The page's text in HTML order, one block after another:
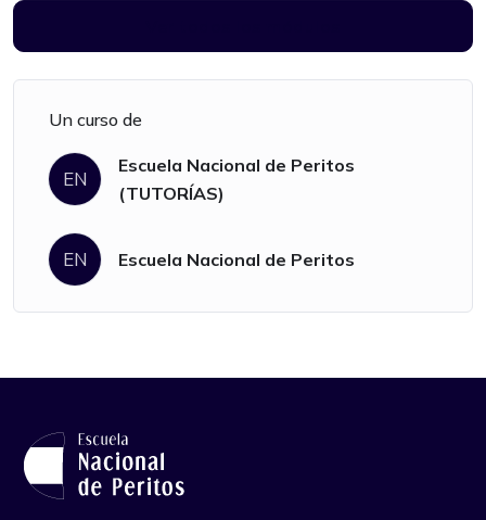
Un curso de
EN
Escuela Nacional de Peritos
(TUTORÍAS)
EN Escuela Nacional de Peritos